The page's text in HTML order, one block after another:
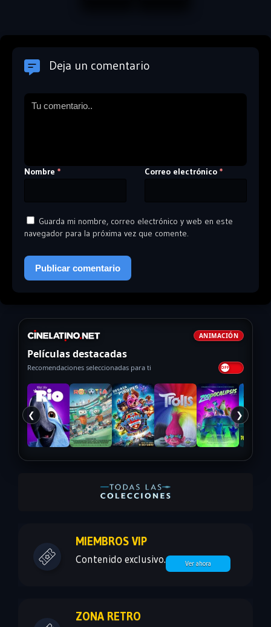
Deja un comentario
Nombre * Correo electrónico *
Guarda mi nombre, correo electrónico y web en este
navegador para la próxima vez que comente.
ANIMACIÓN
Películas destacadas
Recomendaciones seleccionadas para ti
❮ ❯
MIEMBROS VIP
Contenido exclusivo. Ver ahora
ZONA RETRO